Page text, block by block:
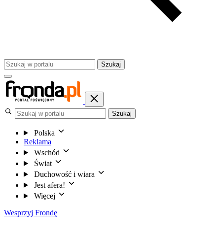
Szukaj
Szukaj
Polska
Reklama
Wschód
Świat
Duchowość i wiara
Jest afera!
Więcej
Wesprzyj Frondę